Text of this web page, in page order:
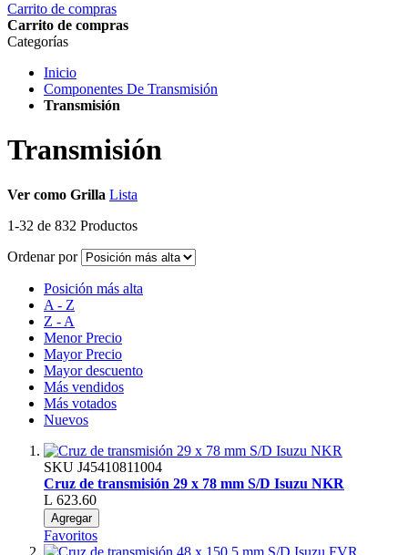
Carrito de compras
Carrito de compras
Categorías
Inicio
Componentes De Transmisión
Transmisión
Transmisión
Ver como Grilla Lista
1-32 de 832 Productos
Ordenar por
Posición más alta
A - Z
Z - A
Menor Precio
Mayor Precio
Mayor descuento
Más vendidos
Más votados
Nuevos
SKU J45410811004
Cruz de transmisión 29 x 78 mm S/D Isuzu NKR
L 623.60
Agregar
Favoritos